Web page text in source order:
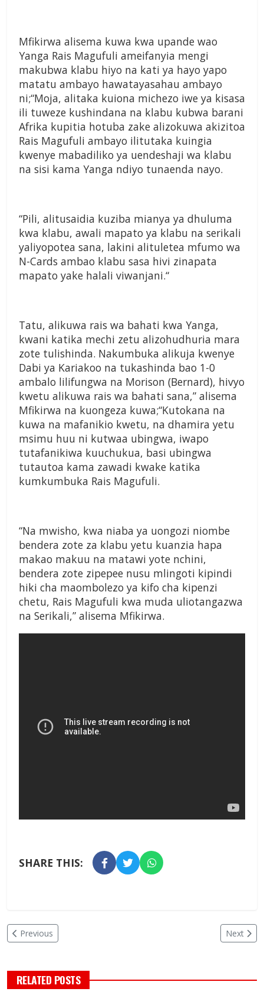
Mfikirwa alisema kuwa kwa upande wao
Yanga Rais Magufuli ameifanyia mengi
makubwa klabu hiyo na kati ya hayo yapo
matatu ambayo hawatayasahau ambayo
ni;“Moja, alitaka kuiona michezo iwe ya kisasa
ili tuweze kushindana na klabu kubwa barani
Afrika kupitia hotuba zake alizokuwa akizitoa
Rais Magufuli ambayo ilitutaka kuingia
kwenye mabadiliko ya uendeshaji wa klabu
na sisi kama Yanga ndiyo tunaenda nayo.
“Pili, alitusaidia kuziba mianya ya dhuluma
kwa klabu, awali mapato ya klabu na serikali
yaliyopotea sana, lakini alituletea mfumo wa
N-Cards ambao klabu sasa hivi zinapata
mapato yake halali viwanjani.“
Tatu, alikuwa rais wa bahati kwa Yanga,
kwani katika mechi zetu alizohudhuria mara
zote tulishinda. Nakumbuka alikuja kwenye
Dabi ya Kariakoo na tukashinda bao 1-0
ambalo lilifungwa na Morison (Bernard), hivyo
kwetu alikuwa rais wa bahati sana,” alisema
Mfikirwa na kuongeza kuwa;“Kutokana na
kuwa na mafanikio kwetu, na dhamira yetu
msimu huu ni kutwaa ubingwa, iwapo
tutafanikiwa kuuchukua, basi ubingwa
tutautoa kama zawadi kwake katika
kumkumbuka Rais Magufuli.
“Na mwisho, kwa niaba ya uongozi niombe
bendera zote za klabu yetu kuanzia hapa
makao makuu na matawi yote nchini,
bendera zote zipepee nusu mlingoti kipindi
hiki cha maombolezo ya kifo cha kipenzi
chetu, Rais Magufuli kwa muda uliotangazwa
na Serikali,” alisema Mfikirwa.
SHARE THIS:
Previous Next
RELATED POSTS